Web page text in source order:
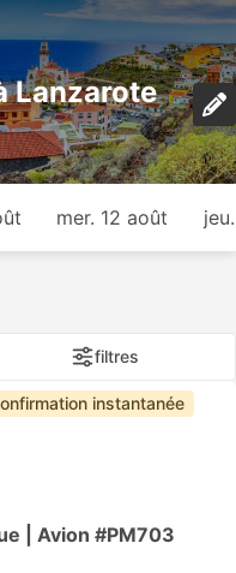
Lanzarote
mer. 12 août
filtres
instantanée
| Avion #PM703